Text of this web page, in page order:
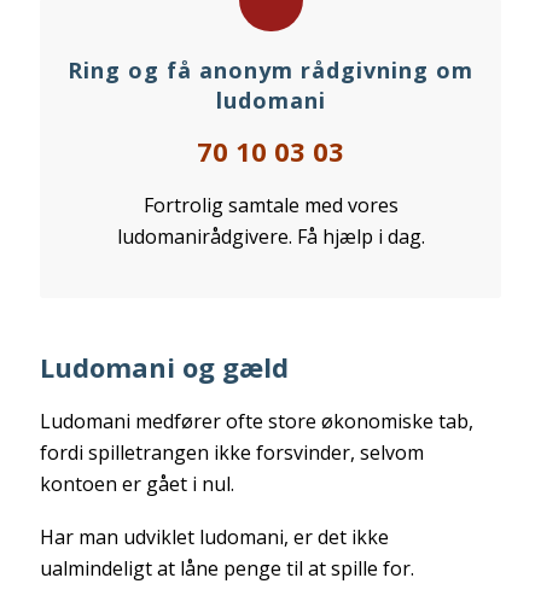
Ring og få anonym rådgivning om
ludomani
70 10 03 03
Fortrolig samtale med vores
ludomanirådgivere. Få hjælp i dag.
Ludomani og gæld
Ludomani medfører ofte store økonomiske tab,
fordi spilletrangen ikke forsvinder, selvom
kontoen er gået i nul.
Har man udviklet ludomani, er det ikke
ualmindeligt at låne penge til at spille for.